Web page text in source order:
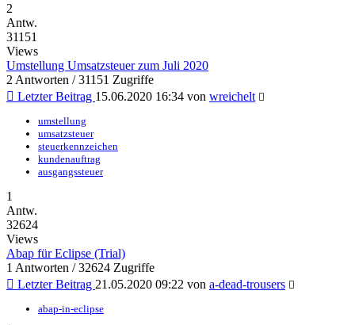
2
Antw.
31151
Views
Umstellung Umsatzsteuer zum Juli 2020
2 Antworten / 31151 Zugriffe
Letzter Beitrag 15.06.2020 16:34 von wreichelt
umstellung
umsatzsteuer
steuerkennzeichen
kundenauftrag
ausgangssteuer
1
Antw.
32624
Views
Abap für Eclipse (Trial)
1 Antworten / 32624 Zugriffe
Letzter Beitrag 21.05.2020 09:22 von a-dead-trousers
abap-in-eclipse